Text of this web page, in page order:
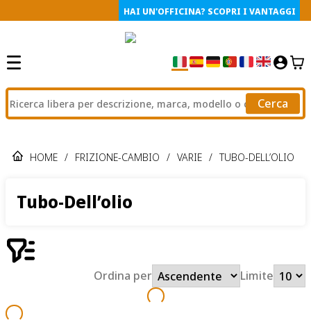
HAI UN'OFFICINA? SCOPRI I VANTAGGI
Cerca
HOME / FRIZIONE-CAMBIO / VARIE / TUBO-DELL’OLIO
Tubo-Dell’olio
Ordina per Limite